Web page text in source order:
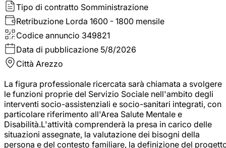
Tipo di contratto Somministrazione
Retribuzione Lorda 1600 - 1800 mensile
Codice annuncio 349821
Data di pubblicazione 5/8/2026
Città Arezzo
La figura professionale ricercata sarà chiamata a svolgere
le funzioni proprie del Servizio Sociale nell'ambito degli
interventi socio-assistenziali e socio-sanitari integrati, con
particolare riferimento all'Area Salute Mentale e
Disabilità.L'attività comprenderà la presa in carico delle
situazioni assegnate, la valutazione dei bisogni della
persona e del contesto familiare, la definizione del